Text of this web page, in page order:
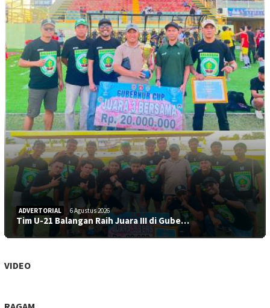
ADVERTORIAL 6 Agustus 2026
Tim U-21 Balangan Raih Juara III di Gube…
VIDEO